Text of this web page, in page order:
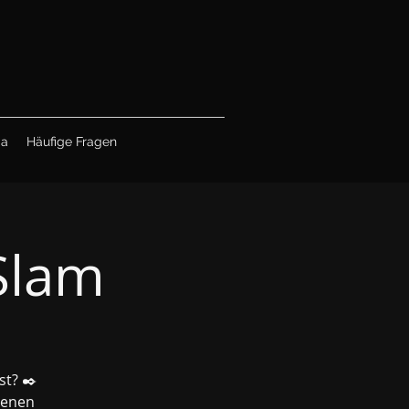
Häufige Fragen
✒️